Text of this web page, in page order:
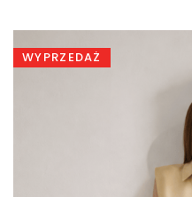
825,00 zł.689,00 zł.
WYPRZEDAŻ